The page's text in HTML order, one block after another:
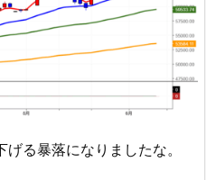
る暴落になりましたな。